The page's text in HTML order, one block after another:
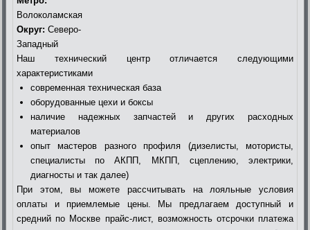
Волоколамская
Округ: Северо-
Западный
Наш технический центр отличается следующими
характеристиками
современная техническая база
оборудованные цехи и боксы
наличие надежных запчастей и других расходных
материалов
опыт мастеров разного профиля (дизелисты, мотористы,
специалисты по АКПП, МКПП, сцеплению, электрики,
диагносты и так далее)
При этом, вы можете рассчитывать на лояльные условия
оплаты и приемлемые цены. Мы предлагаем доступный и
средний по Москве прайс-лист, возможность отсрочки платежа